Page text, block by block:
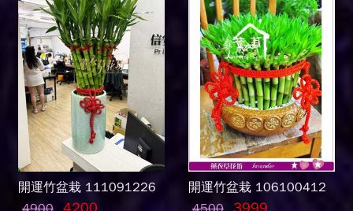
開運竹盆栽 111091226
開運竹盆栽 106100412